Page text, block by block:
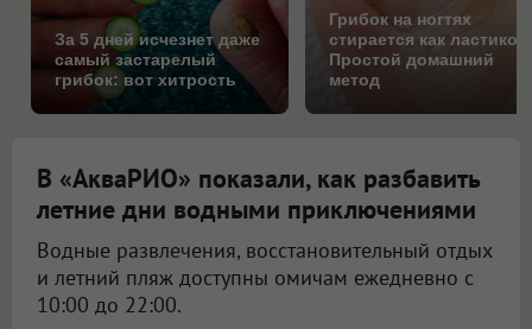
За 5 дней исчезнет даже
самый застарелый
грибок: вот хитрость
Грибок на ногтях
стирается как
Простой домашний
метод
В «АкваРИО» показали, как разбавить
летние дни водными приключениями
Водные развлечения, восстановительный отдых
и летний пляж доступны омичам ежедневно с
10:00 до 22:00.